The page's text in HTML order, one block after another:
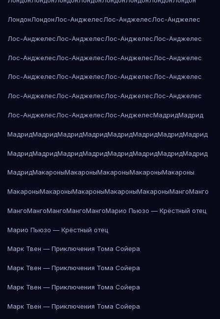
ЛондонЛондонЛос-АнджелесЛос-АнджелесЛос-Анджелес
Лос-АнджелесЛос-АнджелесЛос-АнджелесЛос-Анджелес
Лос-АнджелесЛос-АнджелесЛос-АнджелесЛос-Анджелес
Лос-АнджелесЛос-АнджелесЛос-АнджелесЛос-Анджелес
Лос-АнджелесЛос-АнджелесЛос-АнджелесЛос-Анджелес
Лос-АнджелесЛос-АнджелесЛос-АнджелесМадридМадрид
МадридМадридМадридМадридМадридМадридМадридМадрид
МадридМадридМадридМадридМадридМадридМадридМадрид
МадридМакароныМакароныМакароныМакароныМакароны
МакароныМакароныМакароныМакароныМакароныМангоМанго
МангоМангоМангоМангоМангоМарио Пьюзо — Крёстный отец
Марио Пьюзо — Крёстный отец
Марк Твен — Приключения Тома Сойера
Марк Твен — Приключения Тома Сойера
Марк Твен — Приключения Тома Сойера
Марк Твен — Приключения Тома Сойера